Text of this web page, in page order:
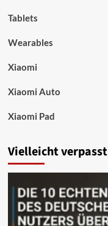
Tablets
Wearables
Xiaomi
Xiaomi Auto
Xiaomi Pad
Vielleicht verpasst